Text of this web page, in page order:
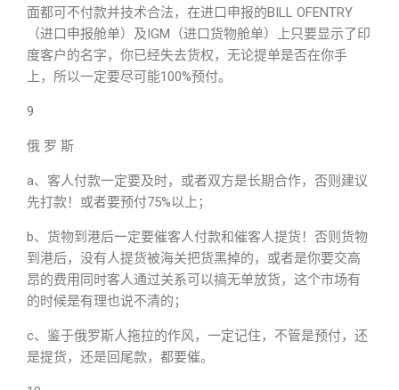
面都可不付款并技术合法，在进口申报的BILL OFENTRY
（进口申报舱单）及IGM（进口货物舱单）上只要显示了印
度客户的名字，你已经失去货权，无论提单是否在你手
上，所以一定要尽可能100%预付。
9
俄 罗 斯
a、客人付款一定要及时，或者双方是长期合作，否则建议
先打款！或者要预付75%以上；
b、货物到港后一定要催客人付款和催客人提货！否则货物
到港后，没有人提货被海关把货黑掉的，或者是你要交高
昂的费用同时客人通过关系可以搞无单放货，这个市场有
的时候是有理也说不清的；
c、鉴于俄罗斯人拖拉的作风，一定记住，不管是预付，还
是提货，还是回尾款，都要催。